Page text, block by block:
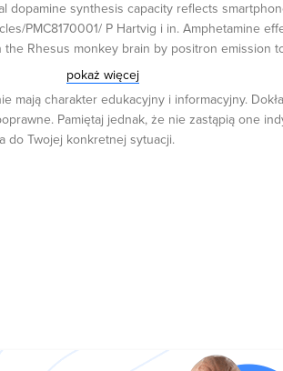
dopamine synthesis capacity reflects
PMC8170001/ P Hartvig i in. Amphetamine
Rhesus monkey brain by positron emission
W C Drevets i in. Amphetamine-induced
euphoria https://pubmed.ncbi.nlm.nih.gov/
dopamine transporter activity: an internalization-
10823899/
pokaż więcej
mają charakter edukacyjny i informacyjny.
Pamiętaj jednak, że nie zastąpią one
do Twojej konkretnej sytuacji.